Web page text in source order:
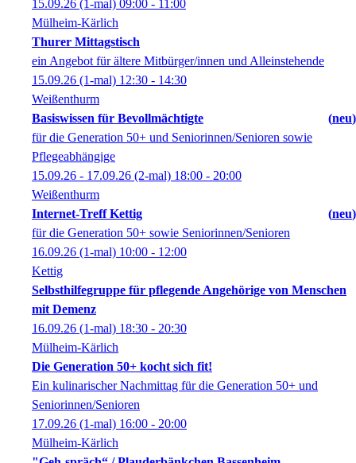
15.09.26 (1-mal) 09:00 - 11:00
Mülheim-Kärlich
Thurer Mittagstisch
ein Angebot für ältere Mitbürger/innen und Alleinstehende
15.09.26 (1-mal) 12:30 - 14:30
Weißenthurm
Basiswissen für Bevollmächtigte
neu
für die Generation 50+ und Seniorinnen/Senioren sowie
Pflegeabhängige
15.09.26 - 17.09.26 (2-mal) 18:00 - 20:00
Weißenthurm
Internet-Treff Kettig
neu
für die Generation 50+ sowie Seniorinnen/Senioren
16.09.26 (1-mal) 10:00 - 12:00
Kettig
Selbsthilfegruppe für pflegende Angehörige von Menschen
mit Demenz
16.09.26 (1-mal) 18:30 - 20:30
Mülheim-Kärlich
Die Generation 50+ kocht sich fit!
Ein kulinarischer Nachmittag für die Generation 50+ und
Seniorinnen/Senioren
17.09.26 (1-mal) 16:00 - 20:00
Mülheim-Kärlich